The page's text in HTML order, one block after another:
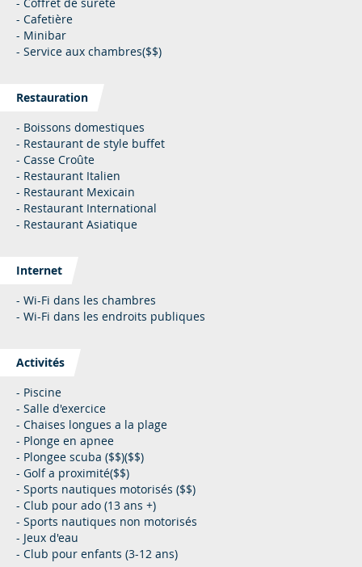
- Cafetière
- Minibar
- Service aux chambres($$)
Restauration
- Boissons domestiques
- Restaurant de style buffet
- Casse Croûte
- Restaurant Italien
- Restaurant Mexicain
- Restaurant International
- Restaurant Asiatique
Internet
- Wi-Fi dans les chambres
- Wi-Fi dans les endroits publiques
Activités
- Piscine
- Salle d'exercice
- Chaises longues a la plage
- Plonge en apnee
- Plongee scuba ($$)($$)
- Golf a proximité($$)
- Sports nautiques motorisés ($$)
- Club pour ado (13 ans +)
- Sports nautiques non motorisés
- Jeux d'eau
- Club pour enfants (3-12 ans)